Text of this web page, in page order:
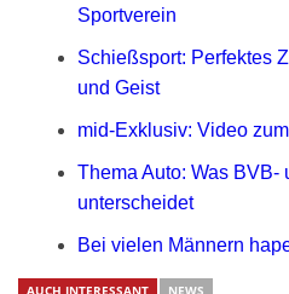
Sportverein
Schießsport: Perfektes
und Geist
mid-Exklusiv: Video
Thema Auto: Was BVB-
unterscheidet
Bei vielen Männern
AUCH INTERESSANT NEWS